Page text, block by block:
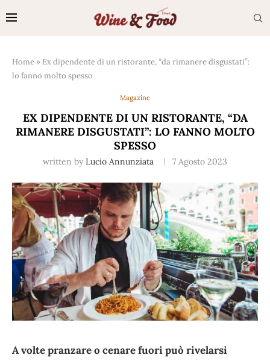
Home » Ex dipendente di un ristorante, “da rimanere disgustati”:
lo fanno molto spesso
Magazine
EX DIPENDENTE DI UN RISTORANTE, “DA
RIMANERE DISGUSTATI”: LO FANNO MOLTO
SPESSO
written by Lucio Annunziata 7 Agosto 2023
A volte pranzare o cenare fuori può rivelarsi